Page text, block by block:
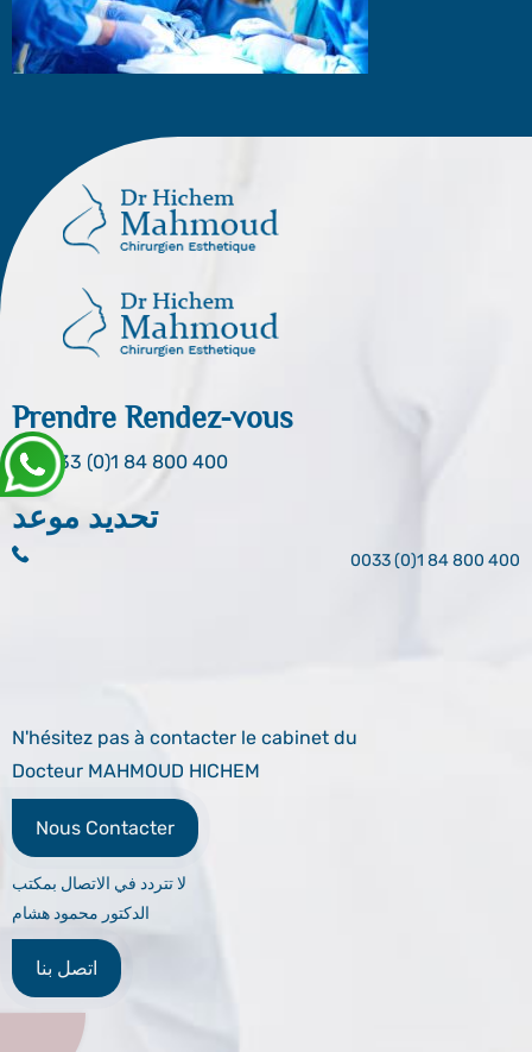
Prendre Rendez-vous
0033 (0)1 84 800 400
تحديد موعد
0033 (0)1 84 800 400
N'hésitez pas à contacter le cabinet du
Docteur MAHMOUD HICHEM
Nous Contacter
لا تتردد في الاتصال بمكتب
الدكتور محمود هشام
اتصل بنا